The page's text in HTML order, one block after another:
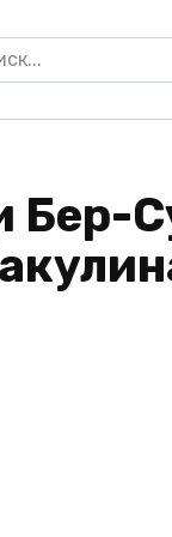
Бер-